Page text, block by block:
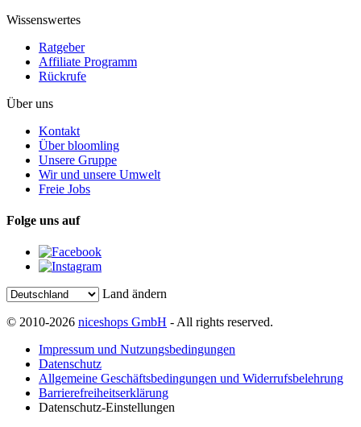
Wissenswertes
Ratgeber
Affiliate Programm
Rückrufe
Über uns
Kontakt
Über bloomling
Unsere Gruppe
Wir und unsere Umwelt
Freie Jobs
Folge uns auf
Land ändern
© 2010-2026 niceshops GmbH - All rights reserved.
Impressum und Nutzungsbedingungen
Datenschutz
Allgemeine Geschäftsbedingungen und Widerrufsbelehrung
Barrierefreiheitserklärung
Datenschutz-Einstellungen